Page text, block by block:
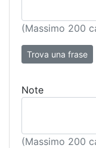
(Massimo 200
Trova una frase
Note
(Massimo 200